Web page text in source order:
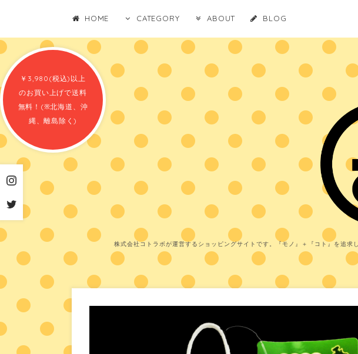
￥3,980(税込)以上
のお買い上げで送料
無料！(※北海道、沖
縄、離島除く)
HOME CATEGORY ABOUT BLOG
株式会社コトラボが運営するショッピングサイトです。『モノ』＋『コト』を追